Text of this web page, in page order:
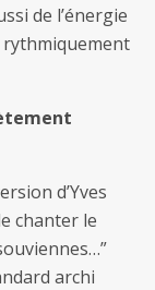
de l’énergie
d’Yves
chanter le
archi